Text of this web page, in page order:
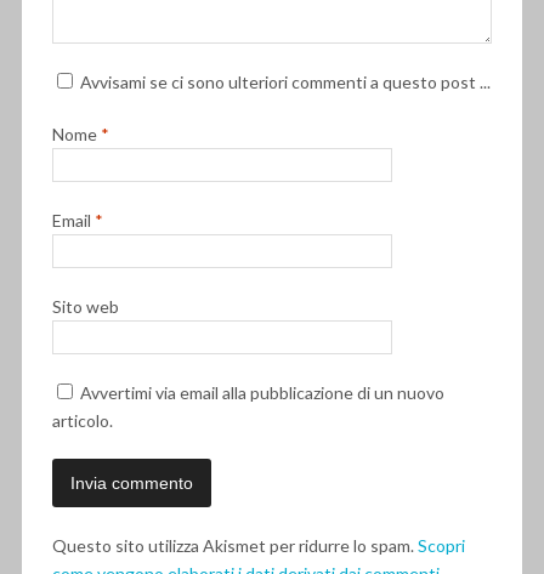
Avvisami se ci sono ulteriori commenti a questo post ...
Nome *
Email *
Sito web
Avvertimi via email alla pubblicazione di un nuovo
articolo.
Questo sito utilizza Akismet per ridurre lo spam.Scopri